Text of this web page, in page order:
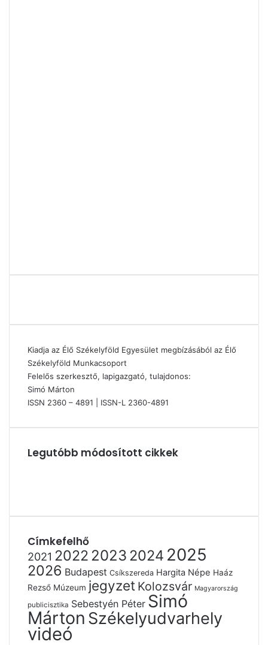
Kiadja az Élő Székelyföld Egyesület megbízásából az Élő
Székelyföld Munkacsoport
Felelős szerkesztő, lapigazgató, tulajdonos:
Simó Márton
ISSN 2360 – 4891 | ISSN-L 2360-4891
Legutóbb módosított cikkek
Címkefelhő
2021 2022 2023 2024 2025
2026 Budapest Csíkszereda Hargita Népe Haáz
Rezső Múzeum jegyzet Kolozsvár Magyarország
publicisztika Sebestyén Péter Simó
Márton Székelyudvarhely
videó